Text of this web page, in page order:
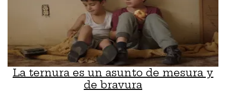
La ternura es un asunto de mesura y
de bravura